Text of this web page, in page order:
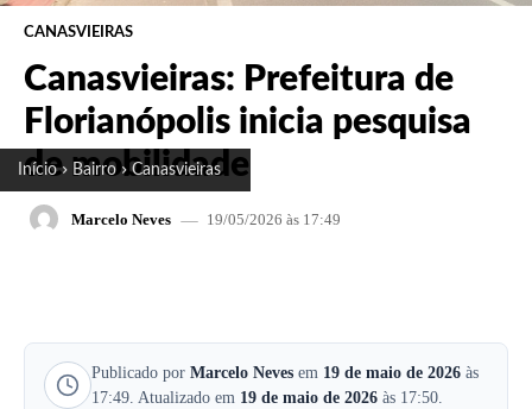
Início Bairro Canasvieiras
CANASVIEIRAS
Canasvieiras: Prefeitura de
Florianópolis inicia pesquisa
de mobilidade
Marcelo Neves 19/05/2026 às 17:49
Publicado por Marcelo Neves em 19 de maio de 2026 às
17:49. Atualizado em 19 de maio de 2026 às 17:50.